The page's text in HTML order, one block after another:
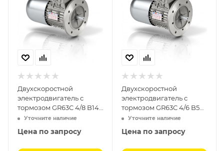
Двухскоростной
электродвигатель с
тормозом GR63C 4/8 B14
(0.15-0.09)
Уточните наличие
Цена по запросу
Двухскоростной
электродвигатель с
тормозом GR63C 4/6 B5
(0.15-0.11)
Уточните наличие
Цена по запросу